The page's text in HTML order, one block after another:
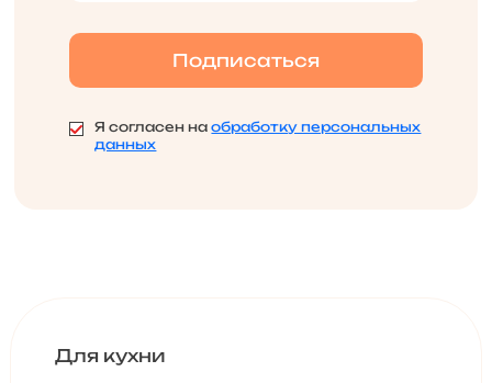
Я согласен наобработку персональных
данных
Для кухни